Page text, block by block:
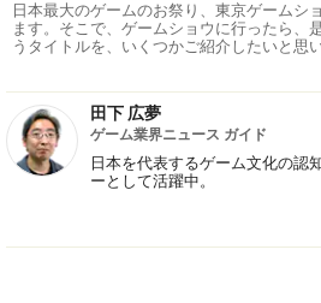
日本最大のゲームのお祭り、東京ゲームシ
ます。そこで、ゲームショウに行ったら、
うタイトルを、いくつかご紹介したいと思い
田下 広夢
ゲーム業界ニュース ガイド
日本を代表するゲーム文化の認
ーとして活躍中。